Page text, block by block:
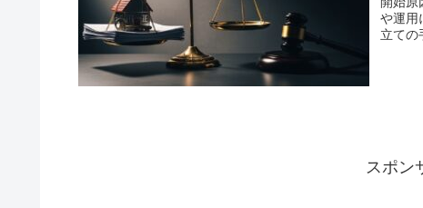
や運用
立ての
スポン